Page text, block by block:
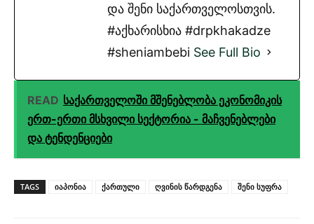
და შენი საქართველოსთვის.
#აქხარისხია #drpkhakadze
#sheniambebi See Full Bio
READ საქართველოში მშენებლობა ეკონომიკის
ერთ-ერთი მსხვილი სექტორია - მაჩვენებლები
და ტენდენციები
TAGS იაპონია ქართული ღვინის წარდგენა შენი სუფრა